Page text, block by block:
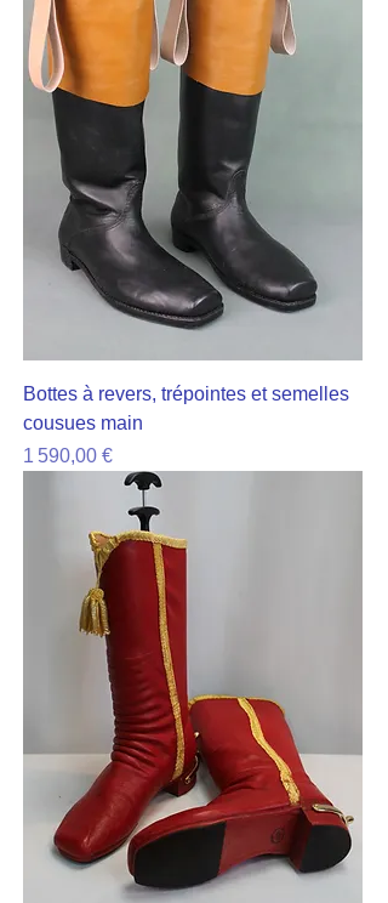
Bottes à revers, trépointes et semelles
cousues main
Prix
1 590,00 €